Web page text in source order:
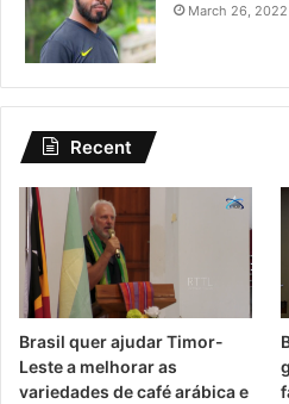
March 26, 2022
Recent
Brasil quer ajudar Timor-
Leste a melhorar as
variedades de café arábica e